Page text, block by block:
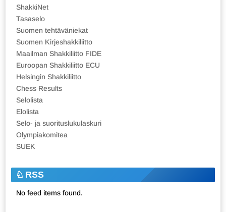
ShakkiNet
Tasaselo
Suomen tehtäväniekat
Suomen Kirjeshakkiliitto
Maailman Shakkiliitto FIDE
Euroopan Shakkiliitto ECU
Helsingin Shakkiliitto
Chess Results
Selolista
Elolista
Selo- ja suorituslukulaskuri
Olympiakomitea
SUEK
RSS
No feed items found.